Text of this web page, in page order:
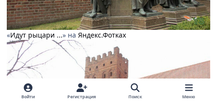
«Идут рыцари ...» на Яндекс.Фотках
Войти Регистрация Поиск Меню